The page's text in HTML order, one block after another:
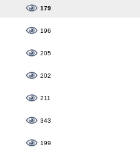
179
196
205
202
211
343
199